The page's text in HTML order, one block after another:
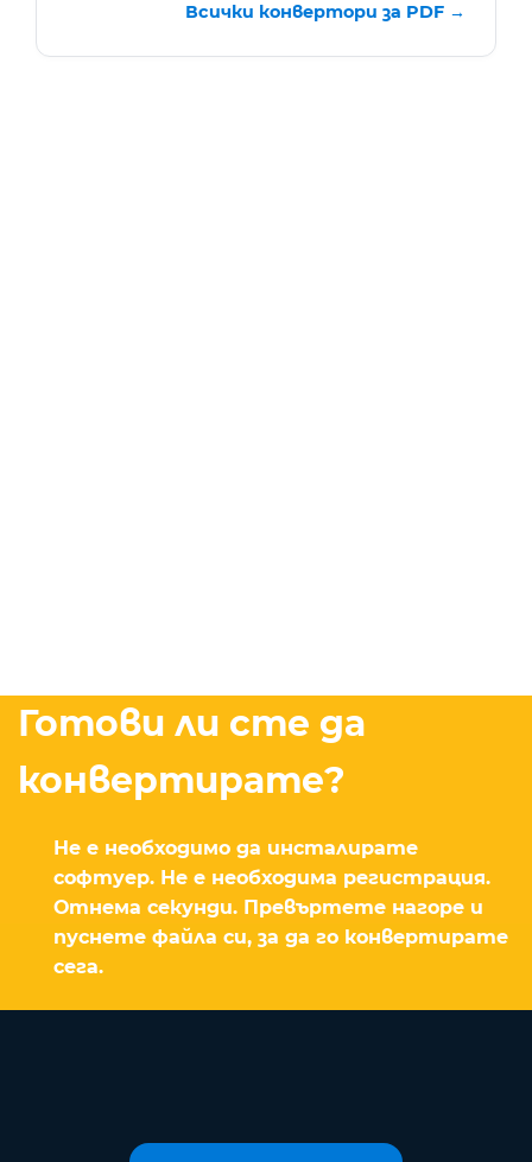
Всички конвертори за PDF →
Готови ли сте да
конвертирате?
Не е необходимо да инсталирате
софтуер. Не е необходима регистрация.
Отнема секунди. Превъртете нагоре и
пуснете файла си, за да го конвертирате
сега.